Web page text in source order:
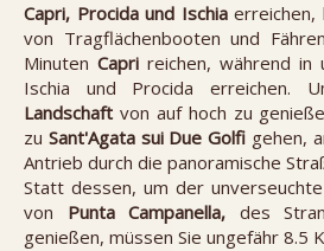
Capri, Procida und Ischiaerreichen,
von Tragflächenbooten und
Minuten Capri reichen, während in
Ischia und Procida erreichen.
Landschaft von auf hoch zu
zu Sant'Agata sui Due Golfi gehen,
Antrieb durch die panoramische
Statt dessen, um der
von Punta Campanella, des
genießen, müssen Sie ungefähr 8.5